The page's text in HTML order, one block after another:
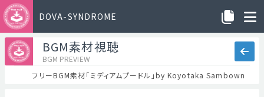
DOVA-SYNDROME
BGM素材視聴
BGM PREVIEW
フリーBGM素材「ミディアムプードル」by Koyotaka Sambown